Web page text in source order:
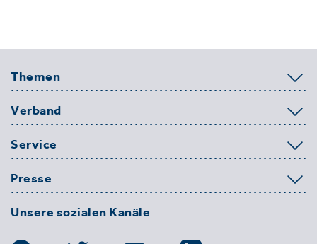
Themen
Verband
Service
Presse
Unsere sozialen Kanäle